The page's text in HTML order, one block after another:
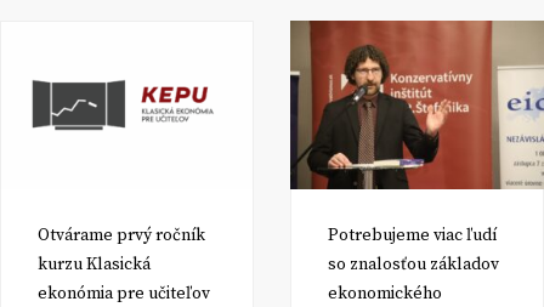
Otvárame prvý ročník
kurzu Klasická
ekonómia pre učiteľov
Potrebujeme viac ľudí
so znalosťou základov
ekonomického